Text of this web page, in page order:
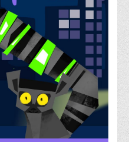
мистецької роботи